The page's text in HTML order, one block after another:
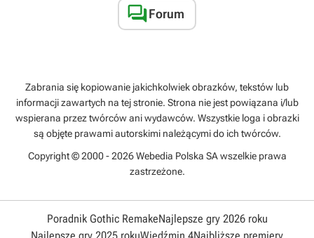
Forum
Zabrania się kopiowanie jakichkolwiek obrazków, tekstów lub
informacji zawartych na tej stronie. Strona nie jest powiązana i/lub
wspierana przez twórców ani wydawców. Wszystkie loga i obrazki
są objęte prawami autorskimi należącymi do ich twórców.
Copyright © 2000 - 2026 Webedia Polska SA wszelkie prawa
zastrzeżone.
Poradnik Gothic RemakeNajlepsze gry 2026 roku